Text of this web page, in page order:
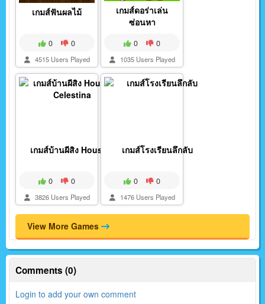
เกมส์ฟันผลไม้
0 0
4515 Users Played
เกมส์ดอร่าเล่น
ซ่อนหา
0 0
1035 Users Played
เกมส์บ้านผีสิง House...
0 0
3826 Users Played
เกมส์โรงเรียนลึกลับ
0 0
1476 Users Played
View More Games
Comments (0)
Login to add your own comment